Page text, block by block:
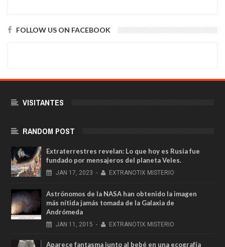
FOLLOW US ON FACEBOOK
VISITANTES
RANDOM POST
Extraterrestres revelan: Lo que hoy es Rusia fue
fundado por mensajeros del planeta Veles.
JAN 17, 2023 - EXTRANOTIX MISTERIO
Astrónomos de la NASA han obtenido la imagen
más nítida jamás tomada de la Galaxia de
Andrómeda
JAN 11, 2015 - EXTRANOTIX MISTERIO
Aparece fantasma junto al bebé en una ecografía